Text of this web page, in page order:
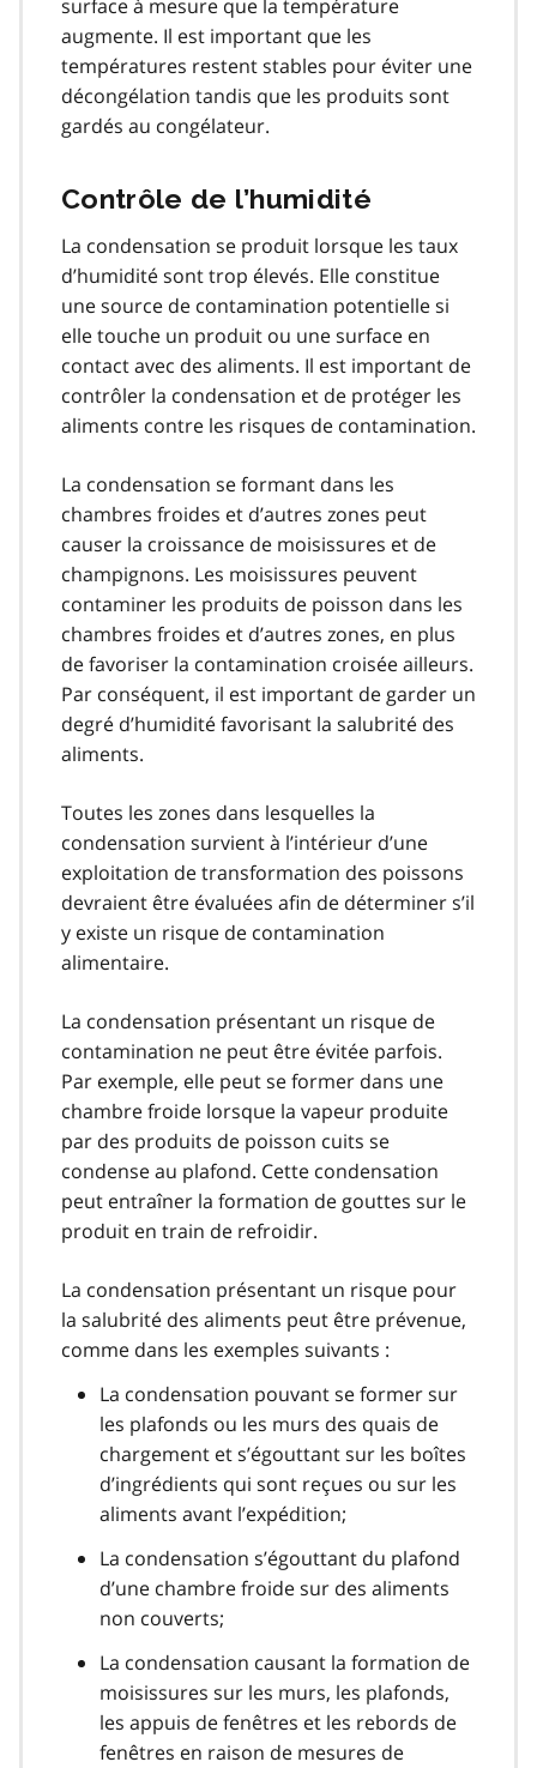
surface à mesure que la température
augmente. Il est important que les
températures restent stables pour éviter une
décongélation tandis que les produits sont
gardés au congélateur.
Contrôle de l’humidité
La condensation se produit lorsque les taux
d’humidité sont trop élevés. Elle constitue
une source de contamination potentielle si
elle touche un produit ou une surface en
contact avec des aliments. Il est important de
contrôler la condensation et de protéger les
aliments contre les risques de contamination.
La condensation se formant dans les
chambres froides et d’autres zones peut
causer la croissance de moisissures et de
champignons. Les moisissures peuvent
contaminer les produits de poisson dans les
chambres froides et d’autres zones, en plus
de favoriser la contamination croisée ailleurs.
Par conséquent, il est important de garder un
degré d’humidité favorisant la salubrité des
aliments.
Toutes les zones dans lesquelles la
condensation survient à l’intérieur d’une
exploitation de transformation des poissons
devraient être évaluées afin de déterminer s’il
y existe un risque de contamination
alimentaire.
La condensation présentant un risque de
contamination ne peut être évitée parfois.
Par exemple, elle peut se former dans une
chambre froide lorsque la vapeur produite
par des produits de poisson cuits se
condense au plafond. Cette condensation
peut entraîner la formation de gouttes sur le
produit en train de refroidir.
La condensation présentant un risque pour
la salubrité des aliments peut être prévenue,
comme dans les exemples suivants :
La condensation pouvant se former sur
les plafonds ou les murs des quais de
chargement et s’égouttant sur les boîtes
d’ingrédients qui sont reçues ou sur les
aliments avant l’expédition;
La condensation s’égouttant du plafond
d’une chambre froide sur des aliments
non couverts;
La condensation causant la formation de
moisissures sur les murs, les plafonds,
les appuis de fenêtres et les rebords de
fenêtres en raison de mesures de